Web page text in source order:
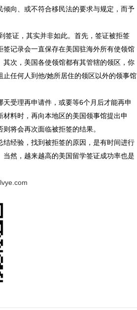
、或不符合移民法的要求与规定，而予
签证，其实并非如此。首先，签证被拒签
记录会一直保存在美国驻海外所有使领馆
次，美国各使领馆都有其管辖的领区，你
何人到他/她所居住的领区以外的领事馆
受理再申请件，或要等6个月后才能再申
料时，再向本地区的美国领事馆提出申
则将会再次面临被拒签的结果。
结经验，找到被拒签的原因，是有时间进行
然，越来越高的美国留学签证成功率也是